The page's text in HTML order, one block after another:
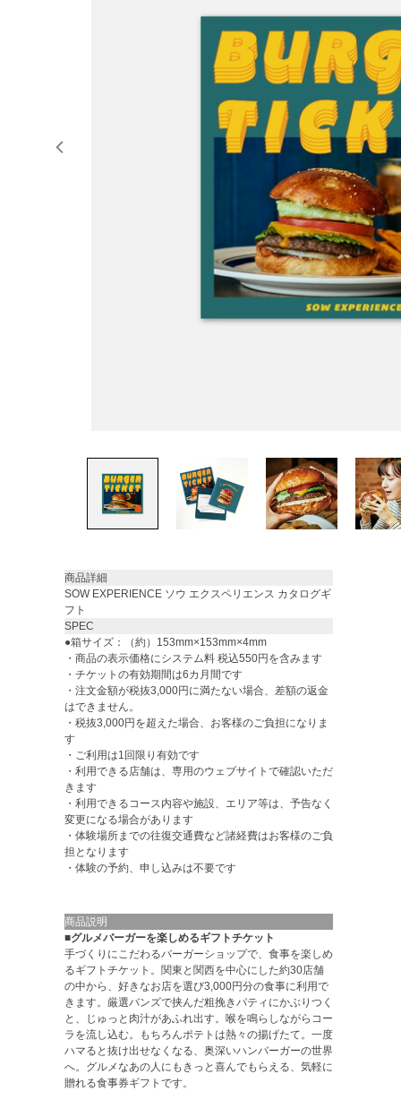
商品詳細
SOW EXPERIENCE ソウ エクスペリエンス カタログギ
フト
SPEC
●箱サイズ：（約）153mm×153mm×4mm
・商品の表示価格にシステム料 税込550円を含みます
・チケットの有効期間は6カ月間です
・注文金額が税抜3,000円に満たない場合、差額の返金
はできません。
・税抜3,000円を超えた場合、お客様のご負担になりま
す
・ご利用は1回限り有効です
・利用できる店舗は、専用のウェブサイトで確認いただ
きます
・利用できるコース内容や施設、エリア等は、予告なく
変更になる場合があります
・体験場所までの往復交通費など諸経費はお客様のご負
担となります
・体験の予約、申し込みは不要です
商品説明
■グルメバーガーを楽しめるギフトチケット
手づくりにこだわるバーガーショップで、食事を楽しめ
るギフトチケット。関東と関西を中心にした約30店舗
の中から、好きなお店を選び3,000円分の食事に利用で
きます。厳選バンズで挟んだ粗挽きパティにかぶりつく
と、じゅっと肉汁があふれ出す。喉を鳴らしながらコー
ラを流し込む。もちろんポテトは熱々の揚げたて。一度
ハマると抜け出せなくなる、奥深いハンバーガーの世界
へ。グルメなあの人にもきっと喜んでもらえる、気軽に
贈れる食事券ギフトです。